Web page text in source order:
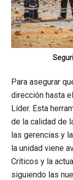
Para asegurar
dirección hasta
Líder. Esta
de la calidad de
las gerencias y
la unidad viene
Críticos y la
siguiendo las